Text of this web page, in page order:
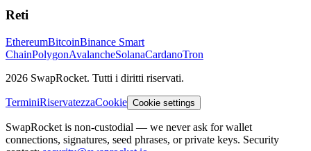
Reti
EthereumBitcoinBinance Smart
ChainPolygonAvalancheSolanaCardanoTron
2026 SwapRocket. Tutti i diritti riservati.
TerminiRiservatezzaCookie Cookie settings
SwapRocket is non-custodial — we never ask for wallet
connections, signatures, seed phrases, or private keys. Security